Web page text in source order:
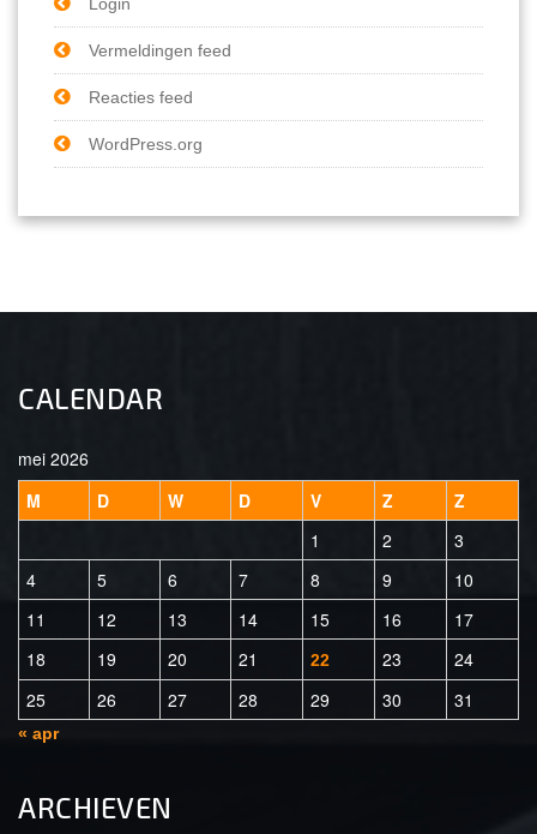
Vermeldingen feed
Reacties feed
WordPress.org
CALENDAR
mei 2026
M
D W D V Z
Z
1
2
3
4
5 6 7 8 9
10
11
12 13 14 15 16
17
18
19 20 21 22 23
24
25
26 27 28 29 30 31
« apr
ARCHIEVEN